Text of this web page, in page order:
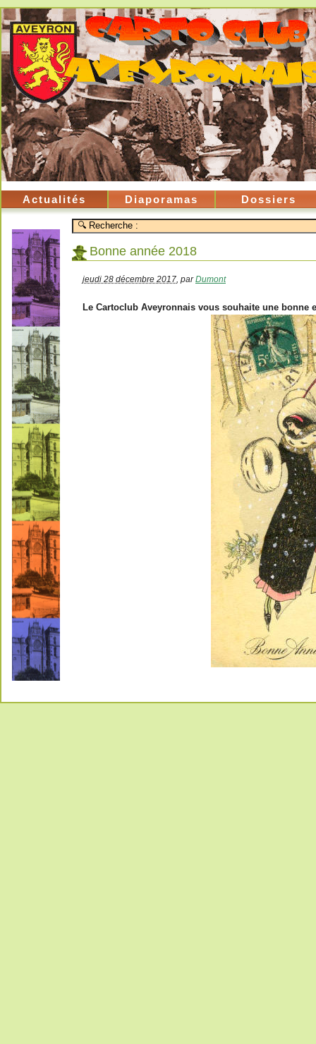
Actualités Diaporamas Dossiers
Bonne année 2018
jeudi 28 décembre 2017 parDumont
Le Cartoclub Aveyronnais vous souhaite une bonne